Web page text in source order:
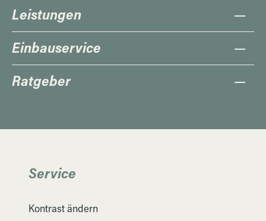
Leistungen
Einbauservice
Ratgeber
Service
Kontrast ändern